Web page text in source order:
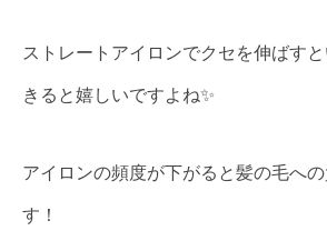
ストレートアイロンでクセを伸ばす
きると嬉しいですよね✨
アイロンの頻度が下がると髪の毛へ
す！